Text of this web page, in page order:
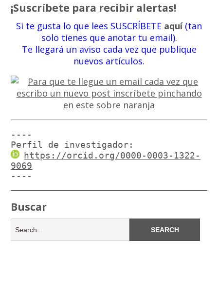
¡Suscríbete para recibir alertas!
Si te gusta lo que lees SUSCRÍBETE aquí(tan
solo tienes que anotar tu email).
Te llegará un aviso cada vez que publique
nuevos artículos.
----
Perfil de investigador:
https://orcid.org/0000-0003-1322-
9069
----
Buscar